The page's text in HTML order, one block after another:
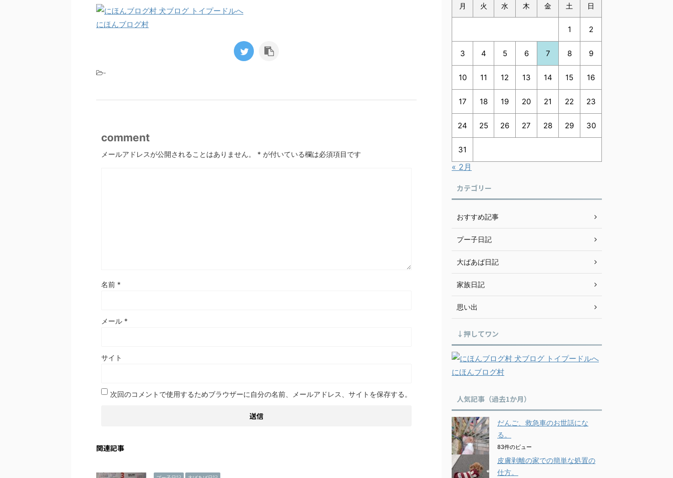
にほんブログ村
-
comment
メールアドレスが公開されることはありません。 * が付いている欄は必須項目です
名前 *
メール *
サイト
次回のコメントで使用するためブラウザーに自分の名前、メールアドレス、サイトを保存する。
関連記事
月 火 水 木 金 土 日
1 2
3 4 5 6 7 8 9
10 11 12 13 14 15 16
17 18 19 20 21 22 23
24 25 26 27 28 29 30
31
« 2月
カテゴリー
おすすめ記事
プー子日記
大ばあば日記
家族日記
思い出
↓押してワン
にほんブログ村
人気記事（過去1か月）
だんご、救急車のお世話にな
る。
83件のビュー
皮膚剥離の家での簡単な処置の
仕方。